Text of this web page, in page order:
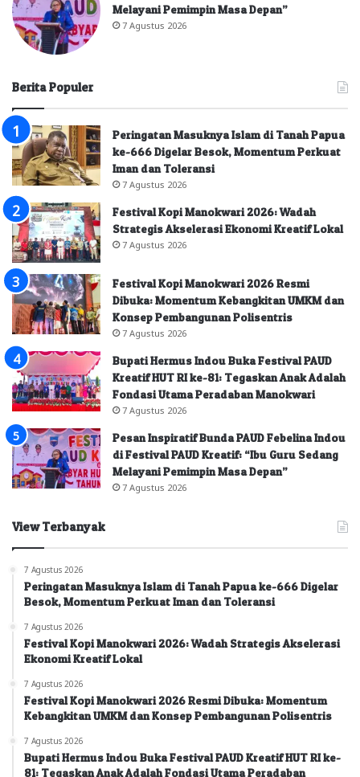
Melayani Pemimpin Masa Depan”
7 Agustus 2026
Berita Populer
Peringatan Masuknya Islam di Tanah Papua
ke-666 Digelar Besok, Momentum Perkuat
Iman dan Toleransi
7 Agustus 2026
Festival Kopi Manokwari 2026: Wadah
Strategis Akselerasi Ekonomi Kreatif Lokal
7 Agustus 2026
Festival Kopi Manokwari 2026 Resmi
Dibuka: Momentum Kebangkitan UMKM dan
Konsep Pembangunan Polisentris
7 Agustus 2026
Bupati Hermus Indou Buka Festival PAUD
Kreatif HUT RI ke-81: Tegaskan Anak Adalah
Fondasi Utama Peradaban Manokwari
7 Agustus 2026
Pesan Inspiratif Bunda PAUD Febelina Indou
di Festival PAUD Kreatif: “Ibu Guru Sedang
Melayani Pemimpin Masa Depan”
7 Agustus 2026
View Terbanyak
7 Agustus 2026
Peringatan Masuknya Islam di Tanah Papua ke-666 Digelar
Besok, Momentum Perkuat Iman dan Toleransi
7 Agustus 2026
Festival Kopi Manokwari 2026: Wadah Strategis Akselerasi
Ekonomi Kreatif Lokal
7 Agustus 2026
Festival Kopi Manokwari 2026 Resmi Dibuka: Momentum
Kebangkitan UMKM dan Konsep Pembangunan Polisentris
7 Agustus 2026
Bupati Hermus Indou Buka Festival PAUD Kreatif HUT RI ke-
81: Tegaskan Anak Adalah Fondasi Utama Peradaban